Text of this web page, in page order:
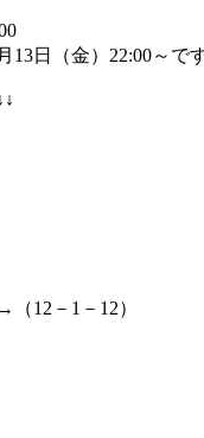
13日（金）22:00～で
12－1－12）